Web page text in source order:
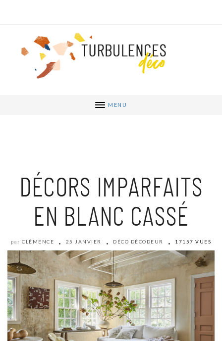
MENU
DÉCORS IMPARFAITS
EN BLANC CASSÉ
par CLÉMENCE 25 JANVIER DÉCO DÉCODEUR 17157 VUES